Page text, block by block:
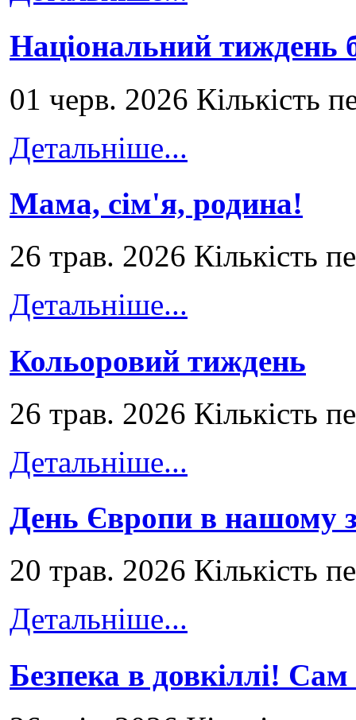
Національний тиждень
01 черв. 2026 Кількість
Детальніше...
Мама, сім'я, родина!
26 трав. 2026 Кількість
Детальніше...
Кольоровий тиждень
26 трав. 2026 Кількість
Детальніше...
День Європи в нашому
20 трав. 2026 Кількість
Детальніше...
Безпека в довкіллі!